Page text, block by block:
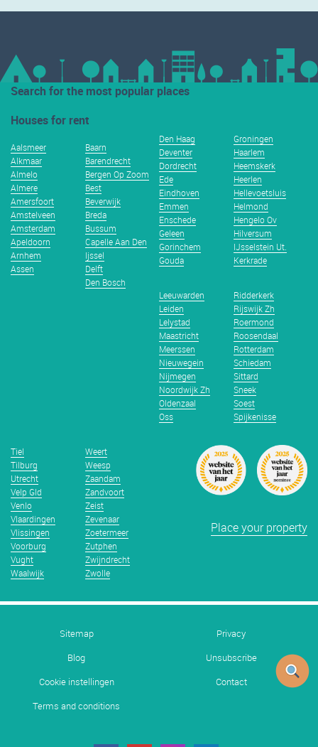
Search for the most popular places
Houses for rent
Aalsmeer
Alkmaar
Almelo
Almere
Amersfoort
Amstelveen
Amsterdam
Apeldoorn
Arnhem
Assen
Baarn
Barendrecht
Bergen Op Zoom
Best
Beverwijk
Breda
Bussum
Capelle Aan Den
Ijssel
Delft
Den Bosch
Den Haag
Deventer
Dordrecht
Ede
Eindhoven
Emmen
Enschede
Geleen
Gorinchem
Gouda
Groningen
Haarlem
Heemskerk
Heerlen
Hellevoetsluis
Helmond
Hengelo Ov
Hilversum
IJsselstein Ut.
Kerkrade
Leeuwarden
Leiden
Lelystad
Maastricht
Meerssen
Nieuwegein
Nijmegen
Noordwijk Zh
Oldenzaal
Oss
Ridderkerk
Rijswijk Zh
Roermond
Roosendaal
Rotterdam
Schiedam
Sittard
Sneek
Soest
Spijkenisse
Tiel
Tilburg
Utrecht
Velp Gld
Venlo
Vlaardingen
Vlissingen
Voorburg
Vught
Waalwijk
Weert
Weesp
Zaandam
Zandvoort
Zeist
Zevenaar
Zoetermeer
Zutphen
Zwijndrecht
Zwolle
Place your property
Sitemap
Privacy
Blog
Unsubscribe
Cookie instellingen
Contact
Terms and conditions